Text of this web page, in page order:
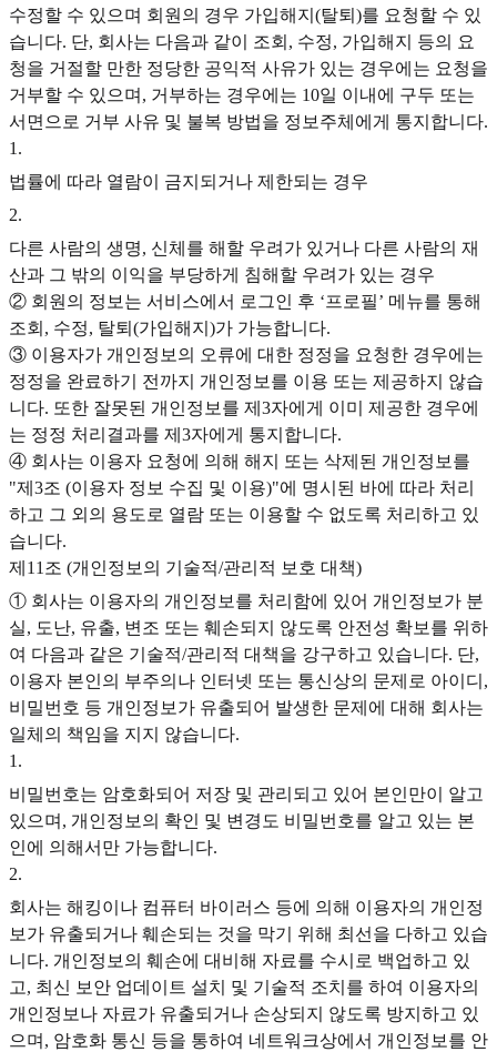
수정할 수 있으며 회원의 경우 가입해지(탈퇴)를 요청할 수 있
습니다. 단, 회사는 다음과 같이 조회, 수정, 가입해지 등의 요
청을 거절할 만한 정당한 공익적 사유가 있는 경우에는 요청을
거부할 수 있으며, 거부하는 경우에는 10일 이내에 구두 또는
서면으로 거부 사유 및 불복 방법을 정보주체에게 통지합니다.
1 .
법률에 따라 열람이 금지되거나 제한되는 경우
2.
다른 사람의 생명, 신체를 해할 우려가 있거나 다른 사람의 재
산과 그 밖의 이익을 부당하게 침해할 우려가 있는 경우
② 회원의 정보는 서비스에서 로그인 후 ‘프로필’ 메뉴를 통해
조회, 수정, 탈퇴(가입해지)가 가능합니다.
③ 이용자가 개인정보의 오류에 대한 정정을 요청한 경우에는
정정을 완료하기 전까지 개인정보를 이용 또는 제공하지 않습
니다. 또한 잘못된 개인정보를 제3자에게 이미 제공한 경우에
는 정정 처리결과를 제3자에게 통지합니다.
④ 회사는 이용자 요청에 의해 해지 또는 삭제된 개인정보를
"제3조 (이용자 정보 수집 및 이용)"에 명시된 바에 따라 처리
하고 그 외의 용도로 열람 또는 이용할 수 없도록 처리하고 있
습니다.
제11조 (개인정보의 기술적/관리적 보호 대책)
① 회사는 이용자의 개인정보를 처리함에 있어 개인정보가 분
실, 도난, 유출, 변조 또는 훼손되지 않도록 안전성 확보를 위하
여 다음과 같은 기술적/관리적 대책을 강구하고 있습니다. 단,
이용자 본인의 부주의나 인터넷 또는 통신상의 문제로 아이디,
비밀번호 등 개인정보가 유출되어 발생한 문제에 대해 회사는
일체의 책임을 지지 않습니다.
1 .
비밀번호는 암호화되어 저장 및 관리되고 있어 본인만이 알고
있으며, 개인정보의 확인 및 변경도 비밀번호를 알고 있는 본
인에 의해서만 가능합니다.
2.
회사는 해킹이나 컴퓨터 바이러스 등에 의해 이용자의 개인정
보가 유출되거나 훼손되는 것을 막기 위해 최선을 다하고 있습
니다. 개인정보의 훼손에 대비해 자료를 수시로 백업하고 있
고, 최신 보안 업데이트 설치 및 기술적 조치를 하여 이용자의
개인정보나 자료가 유출되거나 손상되지 않도록 방지하고 있
으며, 암호화 통신 등을 통하여 네트워크상에서 개인정보를 안